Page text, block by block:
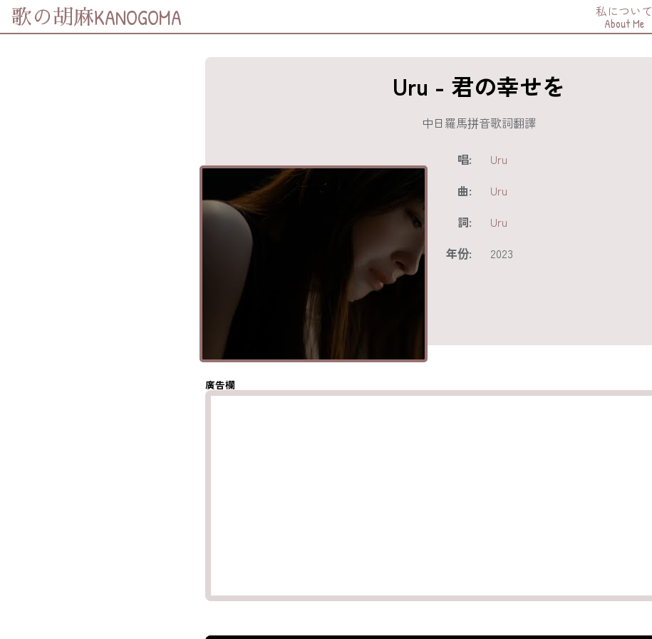
歌の胡麻KANOGOMA 私について
About Me
Uru - 君の幸せを
中日羅馬拼音歌詞翻譯
唱:
Uru
曲:
Uru
詞:
Uru
年份:
2023
(Twitter)
Whatsapp
複製鏈結
廣告欄